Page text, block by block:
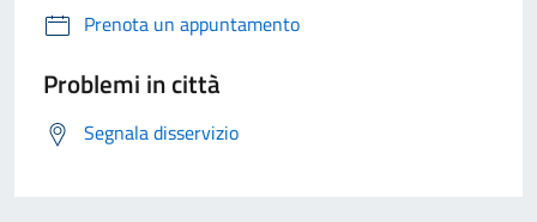
Prenota un appuntamento
Problemi in città
Segnala disservizio